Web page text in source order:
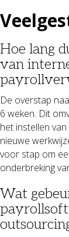
Hoe lang
van
De overstap
6 weken. Dit
het instellen
nieuwe
voor stap om
onderbreking
Wat